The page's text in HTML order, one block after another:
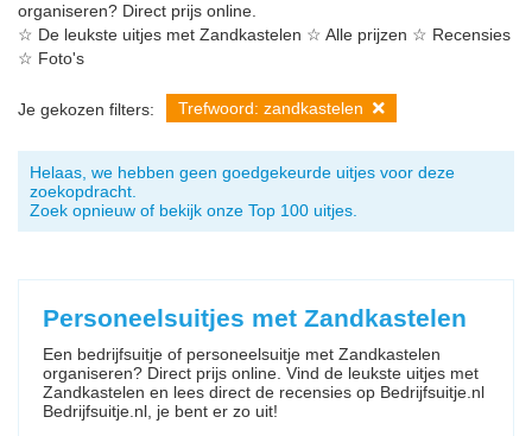
organiseren? Direct prijs online.
☆ De leukste uitjes met Zandkastelen ☆ Alle prijzen ☆ Recensies
☆ Foto's
Je gekozen filters: Trefwoord: zandkastelen
Helaas, we hebben geen goedgekeurde uitjes voor deze
zoekopdracht.
Zoek opnieuw of bekijk onze Top 100 uitjes.
Personeelsuitjes met Zandkastelen
Een bedrijfsuitje of personeelsuitje met Zandkastelen
organiseren? Direct prijs online. Vind de leukste uitjes met
Zandkastelen en lees direct de recensies op Bedrijfsuitje.nl
Bedrijfsuitje.nl, je bent er zo uit!